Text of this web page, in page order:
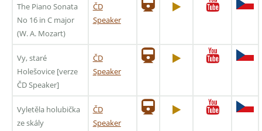
The Piano Sonata
No 16 in C major
(W. A. Mozart)
ČD
Speaker
Vy, staré
Holešovice [verze
ČD Speaker]
ČD
Speaker
Vyletěla holubička
ze skály
ČD
Speaker